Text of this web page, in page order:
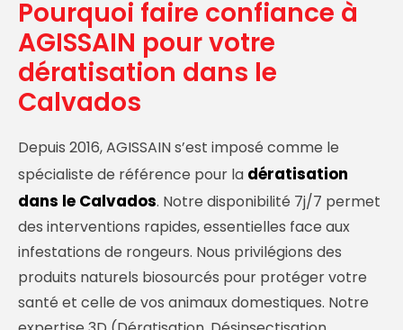
Pourquoi faire confiance à
AGISSAIN pour votre
dératisation dans le
Calvados
Depuis 2016, AGISSAIN s’est imposé comme le
spécialiste de référence pour la dératisation
dans le Calvados. Notre disponibilité 7j/7 permet
des interventions rapides, essentielles face aux
infestations de rongeurs. Nous privilégions des
produits naturels biosourcés pour protéger votre
santé et celle de vos animaux domestiques. Notre